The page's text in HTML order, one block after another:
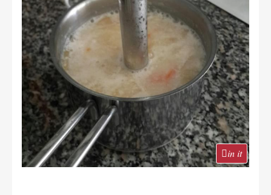
in it